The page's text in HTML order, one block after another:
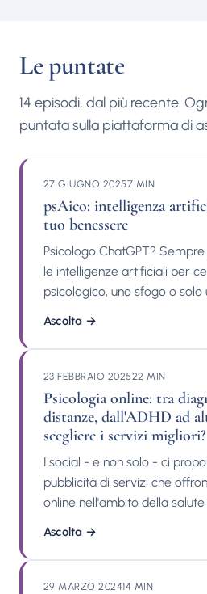
Le puntate
14 episodi, dal più recente.
puntata sulla piattaforma di
27 GIUGNO 20257 MIN
psAico: intelligenza
tuo benessere
Psicologo ChatGPT?
le intelligenze artificiali per
psicologico, uno sfogo o solo
psAico è un progetto per il
delle persone che vuole usare
artificiale in modo
in questo episodio! Interventi
radio: Contatti:
Ascolta →
23 FEBBRAIO 202522 MIN
Psicologia online: tra
distanze, dall'ADHD ad
scegliere i servizi migliori?
I social - e non solo - ci
pubblicità di servizi che
online nell'ambito della
distanza. Ma davvero
online? Come poter sceglierli
Ascolta →
29 MARZO 202414 MIN